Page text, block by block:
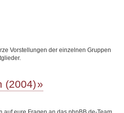
Vorstellungen der einzelnen Gruppen
(2004)